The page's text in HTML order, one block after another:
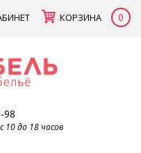
КОРЗИНА 0
98
10 до 18 часов